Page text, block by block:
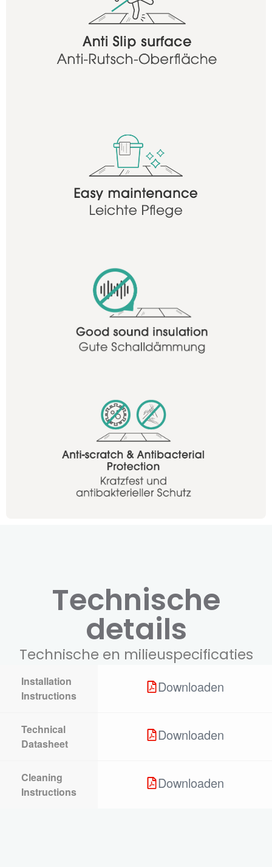
Technische
details
Technische en milieuspecificaties
Installation
Instructions
Downloaden
Technical
Datasheet
Downloaden
Cleaning
Instructions
Downloaden